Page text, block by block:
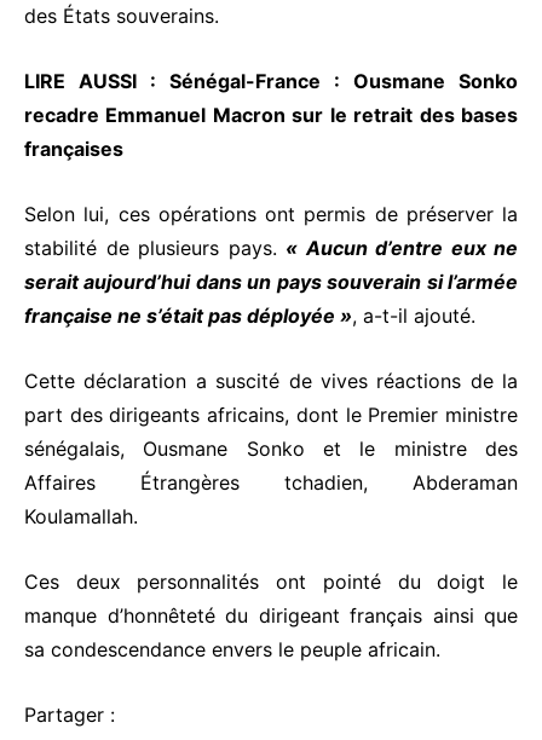
des États souverains.
LIRE AUSSI : Sénégal-France : Ousmane Sonko
recadre Emmanuel Macron sur le retrait des bases
françaises
Selon lui, ces opérations ont permis de préserver la
stabilité de plusieurs pays. « Aucun d’entre eux ne
serait aujourd’hui dans un pays souverain si l’armée
française ne s’était pas déployée », a-t-il ajouté.
Cette déclaration a suscité de vives réactions de la
part des dirigeants africains, dont le Premier ministre
sénégalais, Ousmane Sonko et le ministre des
Affaires Étrangères tchadien, Abderaman
Koulamallah.
Ces deux personnalités ont pointé du doigt le
manque d’honnêteté du dirigeant français ainsi que
sa condescendance envers le peuple africain.
Partager :